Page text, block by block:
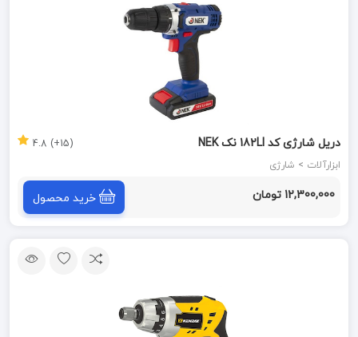
دریل شارژی کد 182LI نک NEK
ابزارآلات > شارژی
(15+) 4.8
12,300,000 تومان خرید محصول